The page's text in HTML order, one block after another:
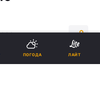
нас в Google
ПОГОДА ЛАЙТ